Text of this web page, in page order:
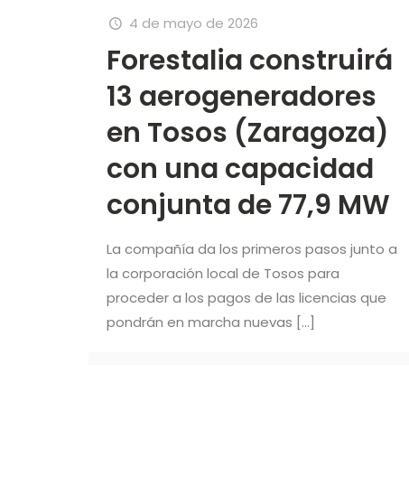
4 de mayo de 2026
Forestalia construirá
13 aerogeneradores
en Tosos (Zaragoza)
con una capacidad
conjunta de 77,9 MW
La compañía da los primeros pasos junto a
la corporación local de Tosos para
proceder a los pagos de las licencias que
pondrán en marcha nuevas […]